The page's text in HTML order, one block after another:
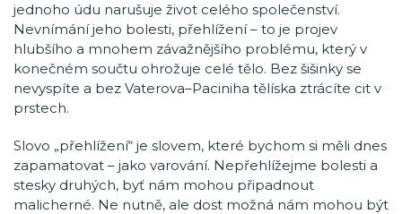
jednoho údu narušuje život celého společenství.
Nevnímání jeho bolesti, přehlížení – to je projev
hlubšího a mnohem závažnějšího problému, který v
konečném součtu ohrožuje celé tělo. Bez šišinky se
nevyspíte a bez Vaterova–Paciniha tělíska ztrácíte cit v
prstech.
Slovo „přehlížení“ je slovem, které bychom si měli dnes
zapamatovat – jako varování. Nepřehlížejme bolesti a
stesky druhých, byť nám mohou připadnout
malicherné. Ne nutně, ale dost možná nám mohou být